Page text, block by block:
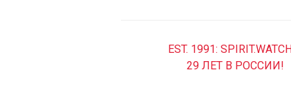
EST. 1991:
29 ЛЕТ В РОССИИ!